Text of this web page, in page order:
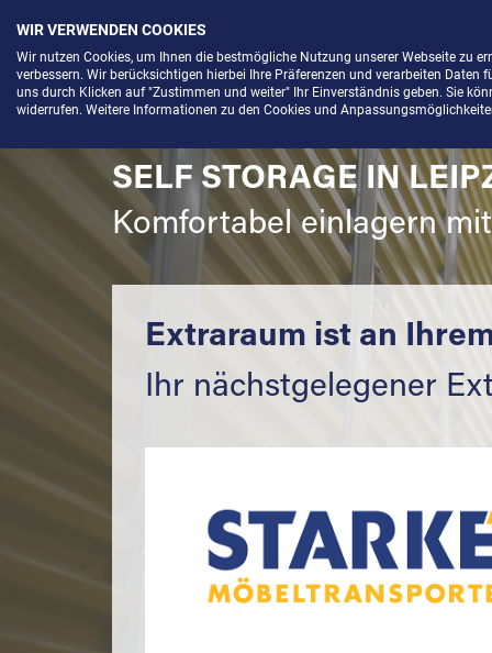
Menü
SELF STORAGE IN
Komfortabel einlagern
Extraraum ist an
Ihr nächstgelegener
WIR VERWENDEN COOKIES
Wir nutzen Cookies, um Ihnen die bestmögliche Nutzung unserer Webseite zu
verbessern. Wir berücksichtigen hierbei Ihre Präferenzen und verarbeiten
uns durch Klicken auf "Zustimmen und weiter" Ihr Einverständnis geben. Sie
widerrufen. Weitere Informationen zu den Cookies und